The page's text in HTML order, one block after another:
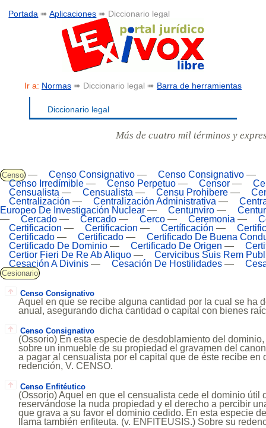
Portada ➠Aplicaciones ➠ Diccionario legal
Ir a: Normas ➠ Diccionario legal ➠ Barra de herramientas
Diccionario legal
Más de cuatro mil términos y
Censo — Censo Consignativo — Censo Consignativo —
Censo Irredímible — Censo Perpetuo — Censor —
Censualista — Censualista — Censu Prohibere —
Centralización — Centralización Administrativa —
Europeo De Investigación Nuclear — Centunviro —
—
Cercado — Cercado — Cerco — Ceremonia —
Certificacion — Certificacion — Certíficación —
Certificado — Certificado —
Certificado De Buena
Certificado De Dominio — Certificado De Origen —
Certior Fieri De Re Ab Aliquo —
Cervicibus Suis Rem
Cesación A Divinis — Cesación De Hostilidades —
Cesionario
Censo Consignativo
Aquel en que se recibe alguna cantidad por la cual se ha
anual, asegurando dicha cantidad o capital con bienes
Censo Consignativo
(Ossorio) En esta especie de desdoblamiento del
sobre un inmueble de su propiedad el gravamen del
a pagar al censualista por el capital que de éste recibe en
redención, V. CENSO.
Censo Enfitéutico
(Ossorio) Aquel en que el censualista cede el dominio útil
reservándose la nuda propiedad y el derecho a percibir
que grava a su favor el dominio cedido. En esta especie
llama también enfiteuta. (v. ENFITEUSIS.) Sobre su